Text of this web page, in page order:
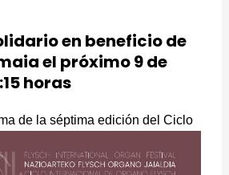
en beneficio de
el próximo 9 de
horas
de la séptima edición del Ciclo